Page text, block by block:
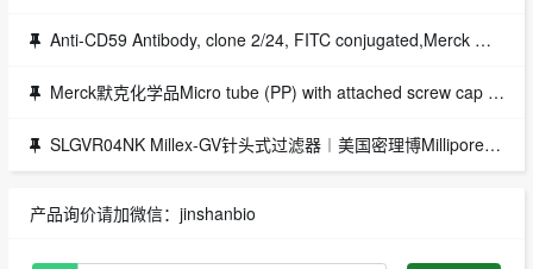
Anti-CD59 Antibody, clone 2/24, FITC conjugated,Merck Millipore,1EA货号：MAB1759F
Merck默克化学品Micro tube (PP) with attached screw cap (PP), 1,5 ml, self-standing
SLGVR04NK Millex-GV针头式过滤器︱美国密理博Millipore现货授权代理
产品询价请加微信：jinshanbio